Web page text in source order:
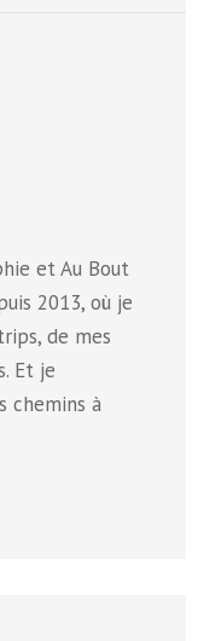
et Au Bout
2013, où je
de mes
Et je
chemins à